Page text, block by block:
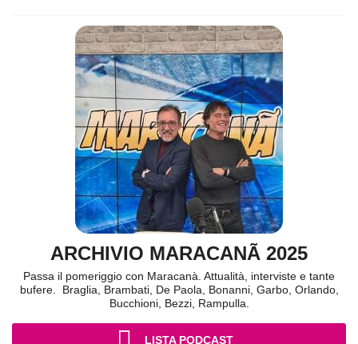
ARCHIVIO MARACANÃ 2025
Passa il pomeriggio con Maracanà. Attualità, interviste e tante
bufere. Braglia, Brambati, De Paola, Bonanni, Garbo, Orlando,
Bucchioni, Bezzi, Rampulla.
LISTA PODCAST